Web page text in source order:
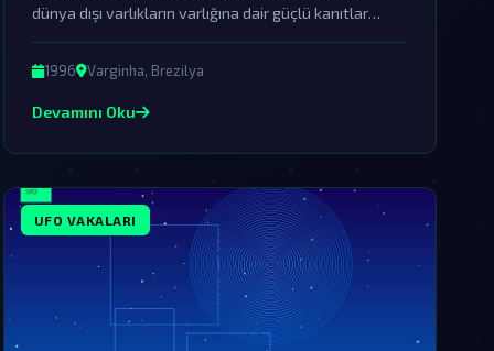
dünya dışı varlıkların varlığına dair güçlü kanıtlar
sunuyor. Hükümetin bu olayı örtbas etmek için
başlattığı girişimler, gerçekleri saklamak için devasa
1996 Varginha, Brezilya
Devamını Oku
UFO VAKALARI